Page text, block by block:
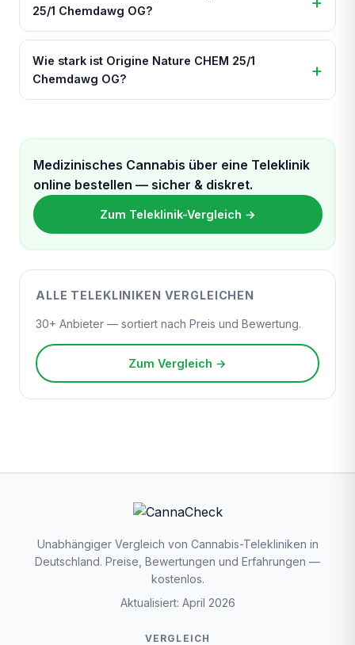
25/1 Chemdawg OG?
Wie stark ist Origine Nature CHEM 25/1
Chemdawg OG?
Medizinisches Cannabis über eine Teleklinik
online bestellen — sicher & diskret.
Zum Teleklinik-Vergleich →
ALLE TELEKLINIKEN VERGLEICHEN
30+ Anbieter — sortiert nach Preis und Bewertung.
Zum Vergleich →
Unabhängiger Vergleich von Cannabis-Telekliniken in
Deutschland. Preise, Bewertungen und Erfahrungen —
kostenlos.
Aktualisiert: April 2026
VERGLEICH